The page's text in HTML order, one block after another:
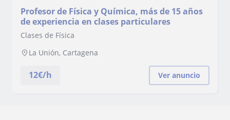
Profesor de Física y Química, más de 15 años
de experiencia en clases particulares
Clases de Física
La Unión, Cartagena
12€/h Ver anuncio